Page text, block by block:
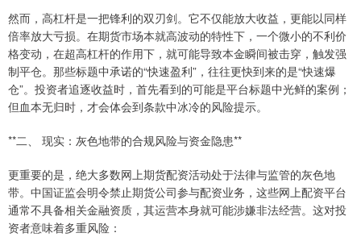
然而，高杠杆是一把锋利的双刃剑。它不仅能放大收益，更能以同样
倍率放大亏损。在期货市场本就高波动的特性下，一个微小的不利价
格变动，在超高杠杆的作用下，就可能导致本金瞬间被击穿，触发强
制平仓。那些标题中承诺的“快速盈利”，往往更快到来的是“快速爆
仓”。投资者追逐收益时，首先看到的可能是平台标题中光鲜的案例；
但血本无归时，才会体会到条款中冰冷的风险提示。
**二、 现实：灰色地带的合规风险与资金隐患**
更重要的是，绝大多数网上期货配资活动处于法律与监管的灰色地
带。中国证监会明令禁止期货公司参与配资业务，这些网上配资平台
通常不具备相关金融资质，其运营本身就可能涉嫌非法经营。这对投
资者意味着多重风险：